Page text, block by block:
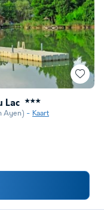
Lac ★★★
Ayen)
Kaart